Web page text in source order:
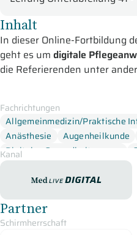
Inhalt
In dieser Online-Fortbildung
geht es um digitale
die Referierenden unter
Den ersten Beitrag der
Digitalisierung und
Postel aus Berlin. Die
Personalsituation in der
Frage: Welche digitalen
Zudem geht sie auf die
ein und informiert zum
Teil fokussiert sie sich auf die
interprofessionelle
Fachrichtungen
Allgemeinmedizin/Praktische
Anästhesie
Augenheilkunde
Digitales Gesundheitswesen
HNO-Heilkunde
Infektiologie
Pneumologie
Kanal
medLive digital
Partner
Schirmherrschaft